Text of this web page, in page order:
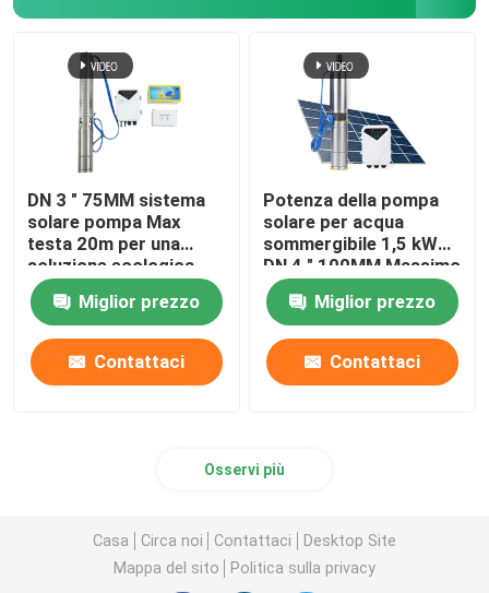
DN 3 " 75MM sistema
solare pompa Max
testa 20m per una
soluzione ecologica
Miglior prezzo
Contattaci
Potenza della pompa
solare per acqua
sommergibile 1,5 kW
DN 4 " 100MM Massimo
flusso: 6 -7 M3 / ora
Miglior prezzo
Contattaci
Osservi più
Casa Circa noi Contattaci
Desktop Site
Mappa del sito
Politica sulla privacy